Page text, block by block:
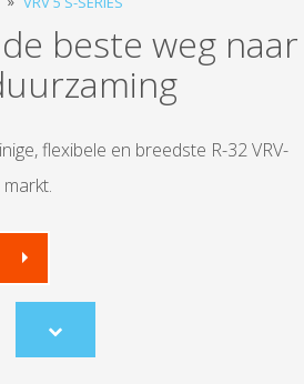
de beste weg naar
flexibele en breedste R-32 VRV-
Scroll
to